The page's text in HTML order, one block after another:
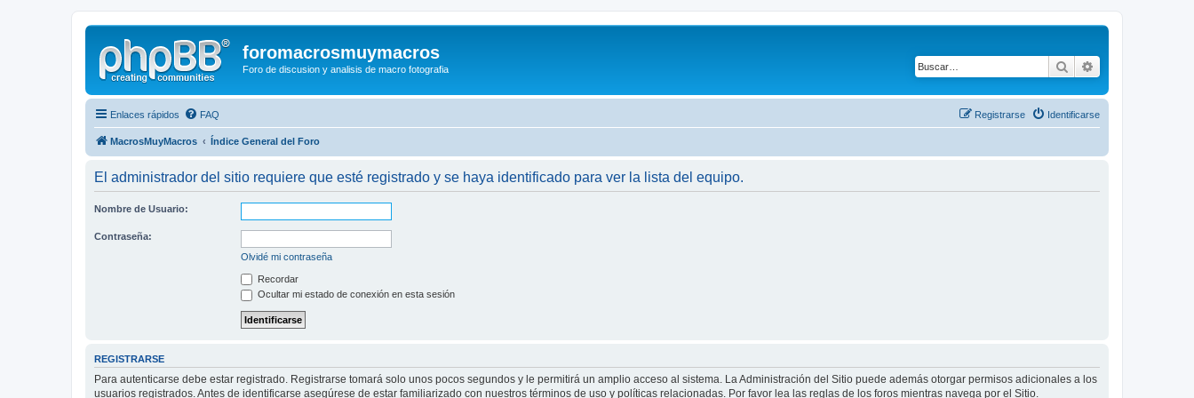
foromacrosmuymacros
Foro de discusion y analisis de macro fotografia Buscar
Enlaces rápidos FAQ Identificarse
Registrarse
MacrosMuyMacros Índice General del Foro
El administrador del sitio requiere que esté registrado y se haya identificado para ver la lista del equipo.
Nombre de Usuario:
Contraseña:
Olvidé mi contraseña
Recordar
Ocultar mi estado de conexión en esta sesión
REGISTRARSE
Para autenticarse debe estar registrado. Registrarse tomará solo unos pocos segundos y le permitirá un amplio acceso al sistema. La Administración del Sitio puede además otorgar permisos adicionales a los
usuarios registrados. Antes de identificarse asegúrese de estar familiarizado con nuestros términos de uso y políticas relacionadas. Por favor lea las reglas de los foros mientras navega por el Sitio.